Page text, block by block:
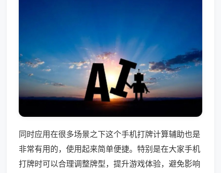
同时应用在很多场景之下这个手机打牌计算辅助也是
非常有用的，使用起来简单便捷。特别是在大家手机
打牌时可以合理调整牌型，提升游戏体验，避免影响